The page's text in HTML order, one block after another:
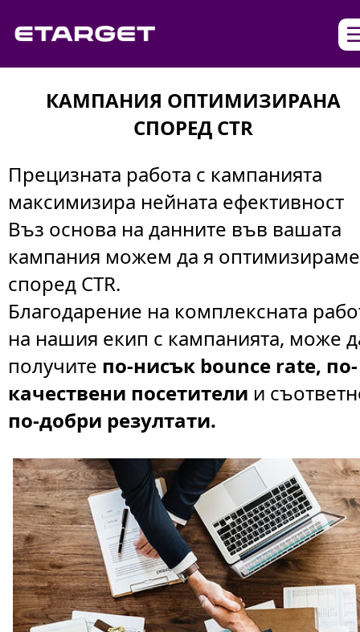
КАМПАНИЯ ОПТИМИЗИРАНА
СПОРЕД CTR
Прецизната работа с кампанията
максимизира нейната ефективност
Въз основа на данните във вашата
кампания можем да я оптимизираме
според CTR.
Благодарение на комплексната
на нашия екип с кампанията, може
получите по-нисък bounce rate, по-
качествени посетители и
по-добри резултати.